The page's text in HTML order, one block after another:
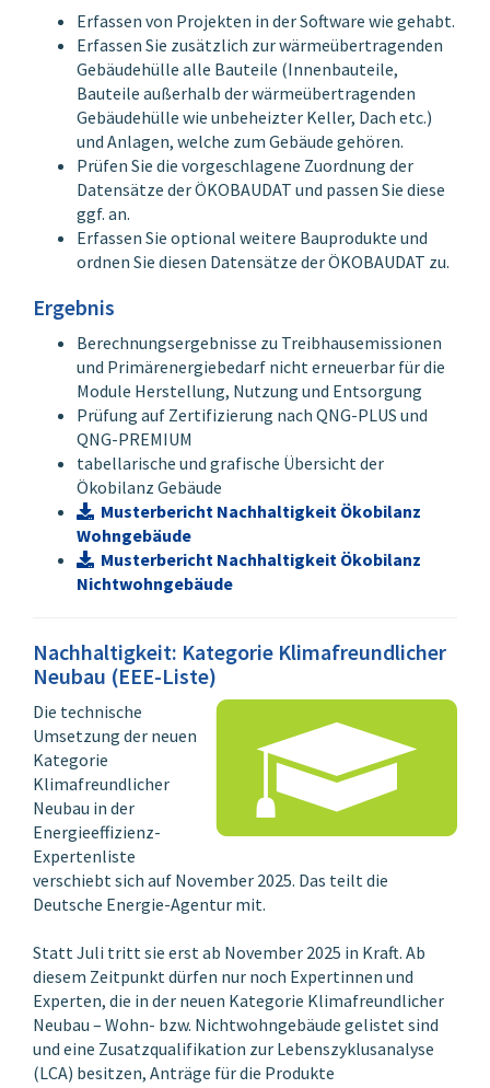
Zuordnung der
Baukonstruktionen zu
den Datensätzen der
ÖKOBAUDAT bzw. der
Tabelle
Ökobilanzierung -
Rechenwerte 2023
(gültig ab 01.03.2023)
Automatische
Zuordnung der
technischen Anlagen zu
den Datensätzen der
Tabelle
Ökobilanzierung -
Rechenwerte 2023
(gültig ab 01.03.2023)
Manuelle Bearbeitung
der Zuordnung der
ÖKOBAUDAT bzw. der
Tabelle
Ökobilanzierung -
Rechenwerte 2023
(gültig ab 01.03.2023)
Erweiterung der
Zuordnung der
ÖKOBAUDAT
Berechnung der
Treibhausemissionen
(GWP
A1-A3 (Herstellung), B4
(Austausch), D1
(Recycling) und B6
(Betrieb) absolut und
auf die
Nettoraumfläche
bezogen
Bewertung von
Wohngebäuden und
Nichtwohngebäuden
Bewertung von
Neubauten und
Komplettsanierungen
Erfassen von Projekten in der Software wie gehabt.
Erfassen Sie zusätzlich zur wärmeübertragenden
Gebäudehülle alle Bauteile (Innenbauteile,
Bauteile außerhalb der wärmeübertragenden
Gebäudehülle wie unbeheizter Keller, Dach etc.)
und Anlagen, welche zum Gebäude gehören.
Prüfen Sie die vorgeschlagene Zuordnung der
Datensätze der ÖKOBAUDAT und passen Sie diese
ggf. an.
Erfassen Sie optional weitere Bauprodukte und
ordnen Sie diesen Datensätze der ÖKOBAUDAT zu.
Ergebnis
Berechnungsergebnisse zu Treibhausemissionen
und Primärenergiebedarf nicht erneuerbar für die
Module Herstellung, Nutzung und Entsorgung
Prüfung auf Zertifizierung nach QNG-PLUS und
QNG-PREMIUM
tabellarische und grafische Übersicht der
Ökobilanz Gebäude
Musterbericht Nachhaltigkeit Ökobilanz
Wohngebäude
Musterbericht Nachhaltigkeit Ökobilanz
Nichtwohngebäude
Nachhaltigkeit: Kategorie Klimafreundlicher
Neubau (EEE-Liste)
Die technische
Umsetzung der neuen
Kategorie
Klimafreundlicher
Neubau in der
Energieeffizienz-
Expertenliste
verschiebt sich auf November 2025. Das teilt die
Deutsche Energie-Agentur mit.
Statt Juli tritt sie erst ab November 2025 in Kraft. Ab
diesem Zeitpunkt dürfen nur noch Expertinnen und
Experten, die in der neuen Kategorie Klimafreundlicher
Neubau – Wohn- bzw. Nichtwohngebäude gelistet sind
und eine Zusatzqualifikation zur Lebenszyklusanalyse
(LCA) besitzen, Anträge für die Produkte